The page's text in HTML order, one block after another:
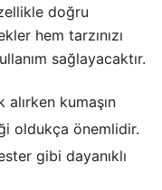
doğru
hem tarzınızı
sağlayacaktır.
kumaşın
oldukça önemlidir.
gibi dayanıklı